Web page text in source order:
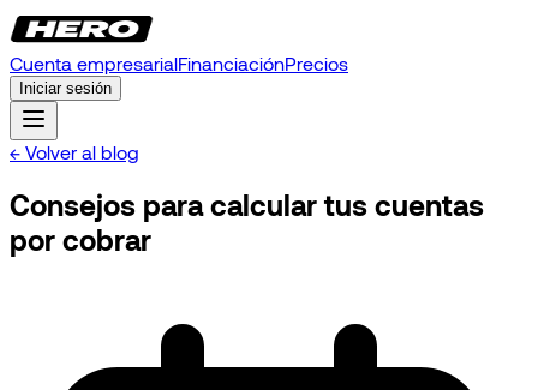
Cuenta empresarialFinanciaciónPrecios
Iniciar sesión
← Volver al blog
Consejos para calcular tus cuentas
por cobrar